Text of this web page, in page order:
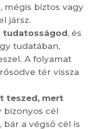
mégis biztos vagy
jársz.
tudatosságod, és
tudatában,
A folyamat
tér vissza
teszed, mert
bizonyos cél
a végső cél is